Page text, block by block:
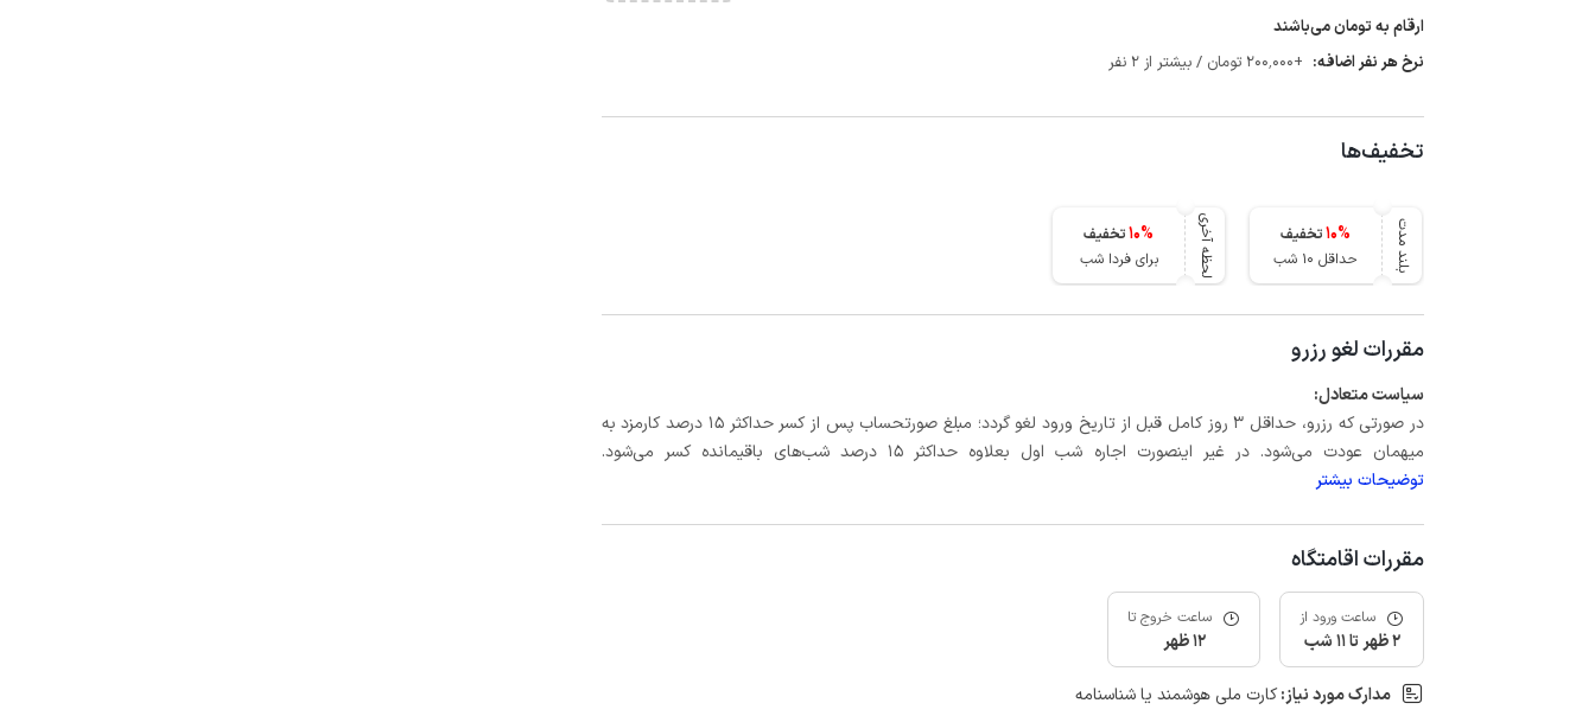
ارقام به تومان می‌باشند
نرخ هر نفر اضافه: +200٬000 تومان / بیشتر از 2 نفر
تخفیف‌ها
بلند مدت 10%
تخفیف
حداقل 10 شب
لحظه آخری 10%
تخفیف
برای فردا شب
مقررات لغو رزرو
سیاست متعادل:
در صورتی که رزرو، حداقل 3 روز کامل قبل از تاریخ ورود لغو گردد؛ مبلغ صورتحساب پس از کسر حداکثر 15 درصد کارمزد به
میهمان عودت می‌شود. در غیر اینصورت اجاره شب اول بعلاوه حداکثر 15 درصد شب‌های باقیمانده کسر می‌شود.
توضیحات بیشتر
مقررات اقامتگاه
ساعت ورود از
2 ظهر تا 11 شب
ساعت خروج تا
12 ظهر
مدارک مورد نیاز:کارت ملی هوشمند یا شناسنامه